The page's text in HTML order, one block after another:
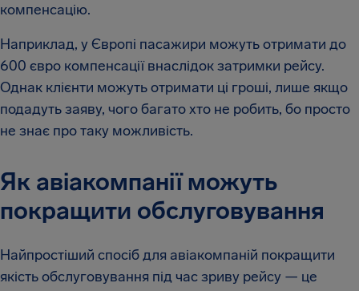
компенсацію.
Наприклад, у Європі пасажири можуть отримати до
600 євро компенсації внаслідок затримки рейсу.
Однак клієнти можуть отримати ці гроші, лише якщо
подадуть заяву, чого багато хто не робить, бо просто
не знає про таку можливість.
Як авіакомпанії можуть
покращити обслуговування
Найпростіший спосіб для авіакомпаній покращити
якість обслуговування під час зриву рейсу — це